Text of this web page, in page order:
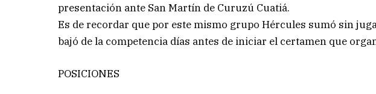
presentación ante San Martín de Curuzú Cuatiá.
Es de recordar que por este mismo grupo Hércules sumó sin
bajó de la competencia días antes de iniciar el certamen que
POSICIONES